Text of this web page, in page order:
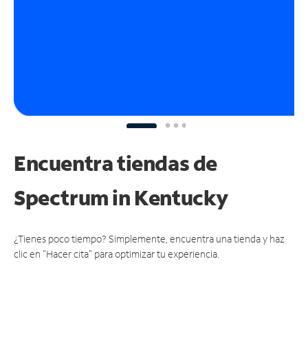
Encuentra tiendas de
Spectrumin Kentucky
¿Tienes poco tiempo? Simplemente, encuentra una tienda y haz
clic en "Hacer cita" para optimizar tu experiencia.